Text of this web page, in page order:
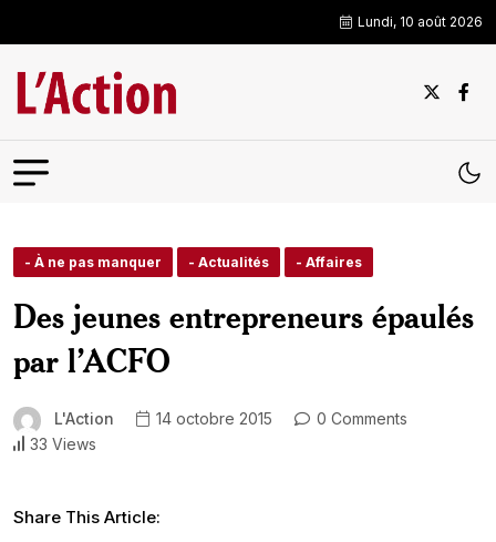
Lundi, 10 août 2026
- À ne pas manquer - Actualités - Affaires
Des jeunes entrepreneurs épaulés
par l’ACFO
L'Action 14 octobre 2015
0 Comments
33 Views
Share This Article: